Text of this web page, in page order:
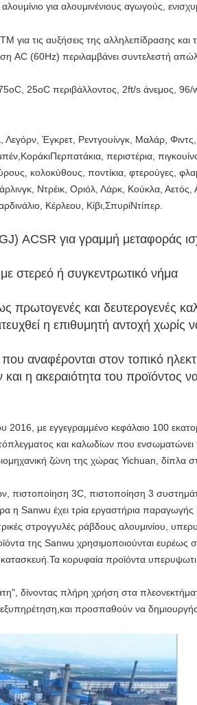
για αλουμινένιους αγωγούς,
για τις αυξήσεις της αλληλεπίδρασης
AC (60Hz) περιλαμβάνει συντελεστή
25oC περιβάλλοντος, 2ft/s άνεμος,
Λεγόρν, Έγκρετ, Ρεντγουίνγκ, Μαλάρ,
περιστέρια,
κολοκύθους, ποντίκια, φτερούγες,
Ντρέικ, Οριόλ, Λάρκ, Κούκλα,
Κέρλεου, Κίβι,ΣπυρίΝτίπερ.
ACSR για γραμμή μεταφοράς
στερεό ή συγκεντρωτικό νήμα
πρωτογενές και δευτερογενές
η επιθυμητή αντοχή χωρίς
που αναφέρονται στον τοπικό
η ακεραιότητα του προϊόντος
με εγγεγραμμένο κεφάλαιο 100
και καλωδίων που
ζώνη της χώρας Yichuan, δίπλα
πιστοποίηση 3C, πιστοποίηση 3
η Sanwu έχει τρία εργαστήρια
στρογγυλές ράβδους αλουμινίου,
της Sanwu χρησιμοποιούνται ευρέως
κατασκευή.Τα κορυφαία προϊόντα
δίνοντας πλήρη χρήση στα
προσπαθούν να